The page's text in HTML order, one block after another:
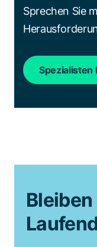
Sprechen Sie
Spezialisten
Bleiben